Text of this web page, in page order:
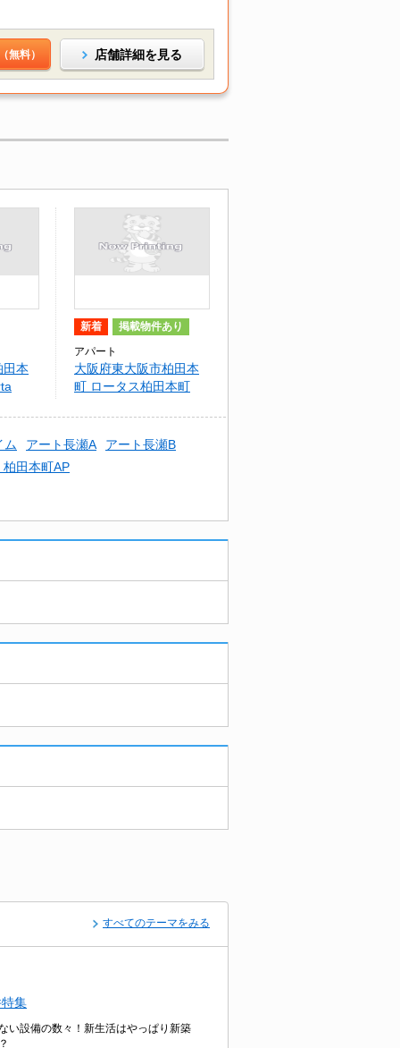
無料） 店舗詳細を見る
田本
新着 掲載物件あり
アパート
大阪府東大阪市柏田本
町 ロータス柏田本町
ム アート長瀬A
アート長瀬B
柏田本町AP
すべてのテーマをみる
集
い設備の数々！新生活はやっぱり新築